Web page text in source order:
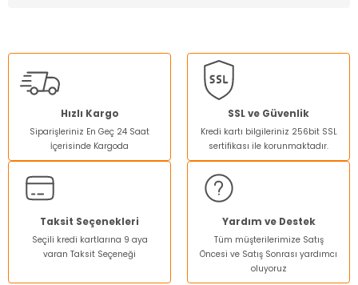
kullanarak tarafımıza iletebilirsiniz.
Görüş ve önerileriniz için teşekkür ederiz.
Ürün resmi kalitesiz, bozuk veya görüntülenemiyor.
Ürün açıklamasında eksik bilgiler bulunuyor.
Ürün bilgilerinde hatalar bulunuyor.
Ürün fiyatı diğer sitelerden daha pahalı.
Bu ürüne benzer farklı alternatifler olmalı.
Hızlı Kargo
Siparişleriniz En Geç 24 Saat
İçerisinde Kargoda
SSL ve Güvenlik
Kredi kartı bilgileriniz 256bit SSL
sertifikası ile korunmaktadır.
Taksit Seçenekleri
Seçili kredi kartlarına 9 aya
varan Taksit Seçeneği
Yardım ve Destek
Tüm müşterilerimize Satış
Öncesi ve Satış Sonrası yardımcı
oluyoruz